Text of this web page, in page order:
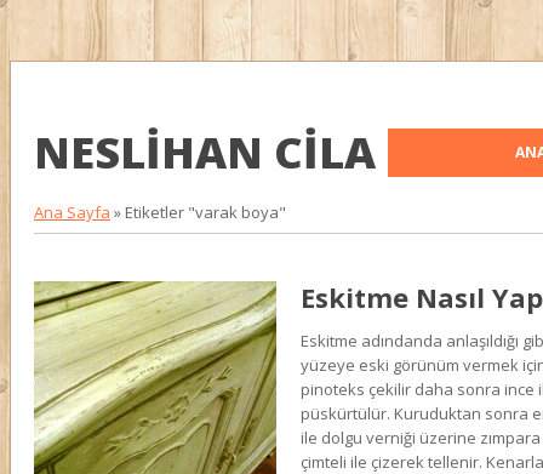
NESLIHAN CILA
Ana Sayfa » Etiketler "varak boya"
Eskitme Nasıl
Eskitme adındanda anlaşıldığı
yüzeye eski görünüm vermek
pinoteks çekilir daha sonra ince
püskürtülür. Kuruduktan sonra
ile dolgu verniği üzerine zımpara
çimteli ile çizerek tellenir.